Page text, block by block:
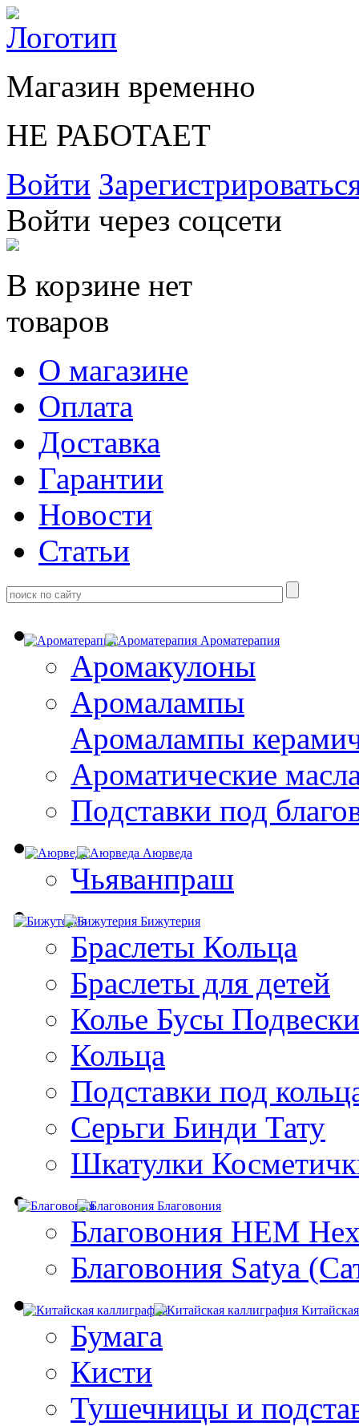
Магазин временно
НЕ РАБОТАЕТ
Войти
Войти через соцсети
В корзине нет
товаров
О магазине
Оплата
Доставка
Гарантии
Новости
Статьи
Ароматерапия
Аромакулоны
Аромалампы
Aромалампы
Ароматические
Подставки под
Аюрведа
Чьяванпраш
Бижутерия
Браслеты Кольца
Браслеты для детей
Колье Бусы Подвески
Кольца
Подставки под
Серьги Бинди Тату
Шкатулки
Благовония
Благовония HEM
Благовония Satya
Бумага
Кисти
Тушечницы и